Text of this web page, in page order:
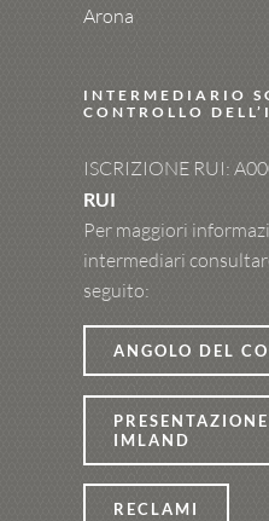
Arona
INTERMEDIARIO
CONTROLLO
ISCRIZIONE RUI:
RUI
Per maggiori
intermediari
seguito:
ANGOLO DEL
IMLAND
RECLAMI